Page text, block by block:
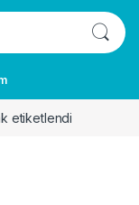
etiketlendi